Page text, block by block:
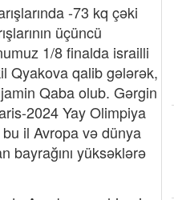
-73 kq çəki
üçüncü
1/8 finalda israilli
Qyakova qalib gələrək,
Qaba olub. Gərgin
2024 Yay Olimpiya
bu il Avropa və dünya
bayrağını yüksəklərə